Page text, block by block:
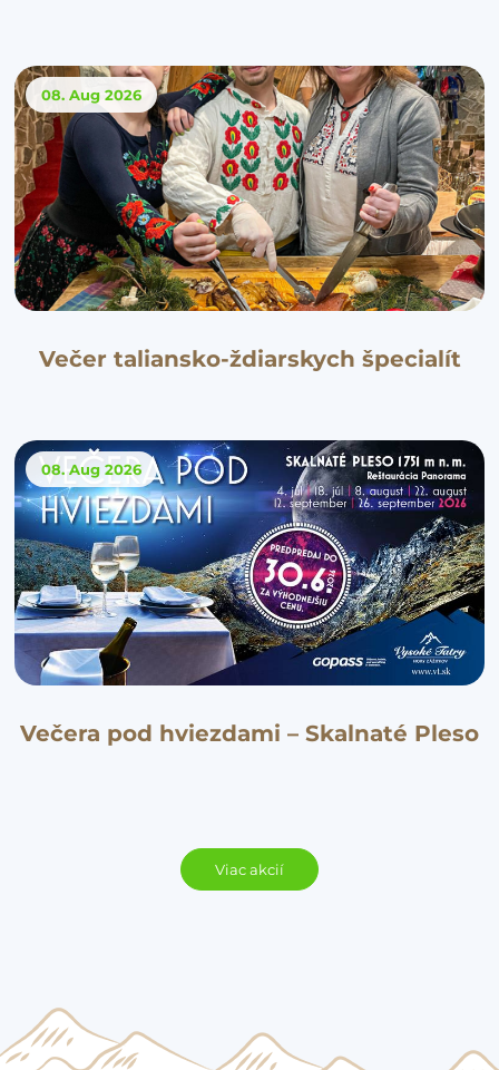
08. Aug 2026
Večer taliansko-ždiarskych špecialít
08. Aug 2026
Večera pod hviezdami – Skalnaté Pleso
Viac akcií